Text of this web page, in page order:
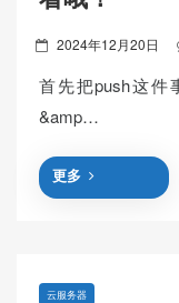
Posted
2024年12月20日
首先把push这件
&amp…
更多
云服务器